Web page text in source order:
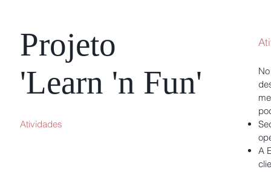
Projeto
'Learn 'n Fun'
Atividades
A